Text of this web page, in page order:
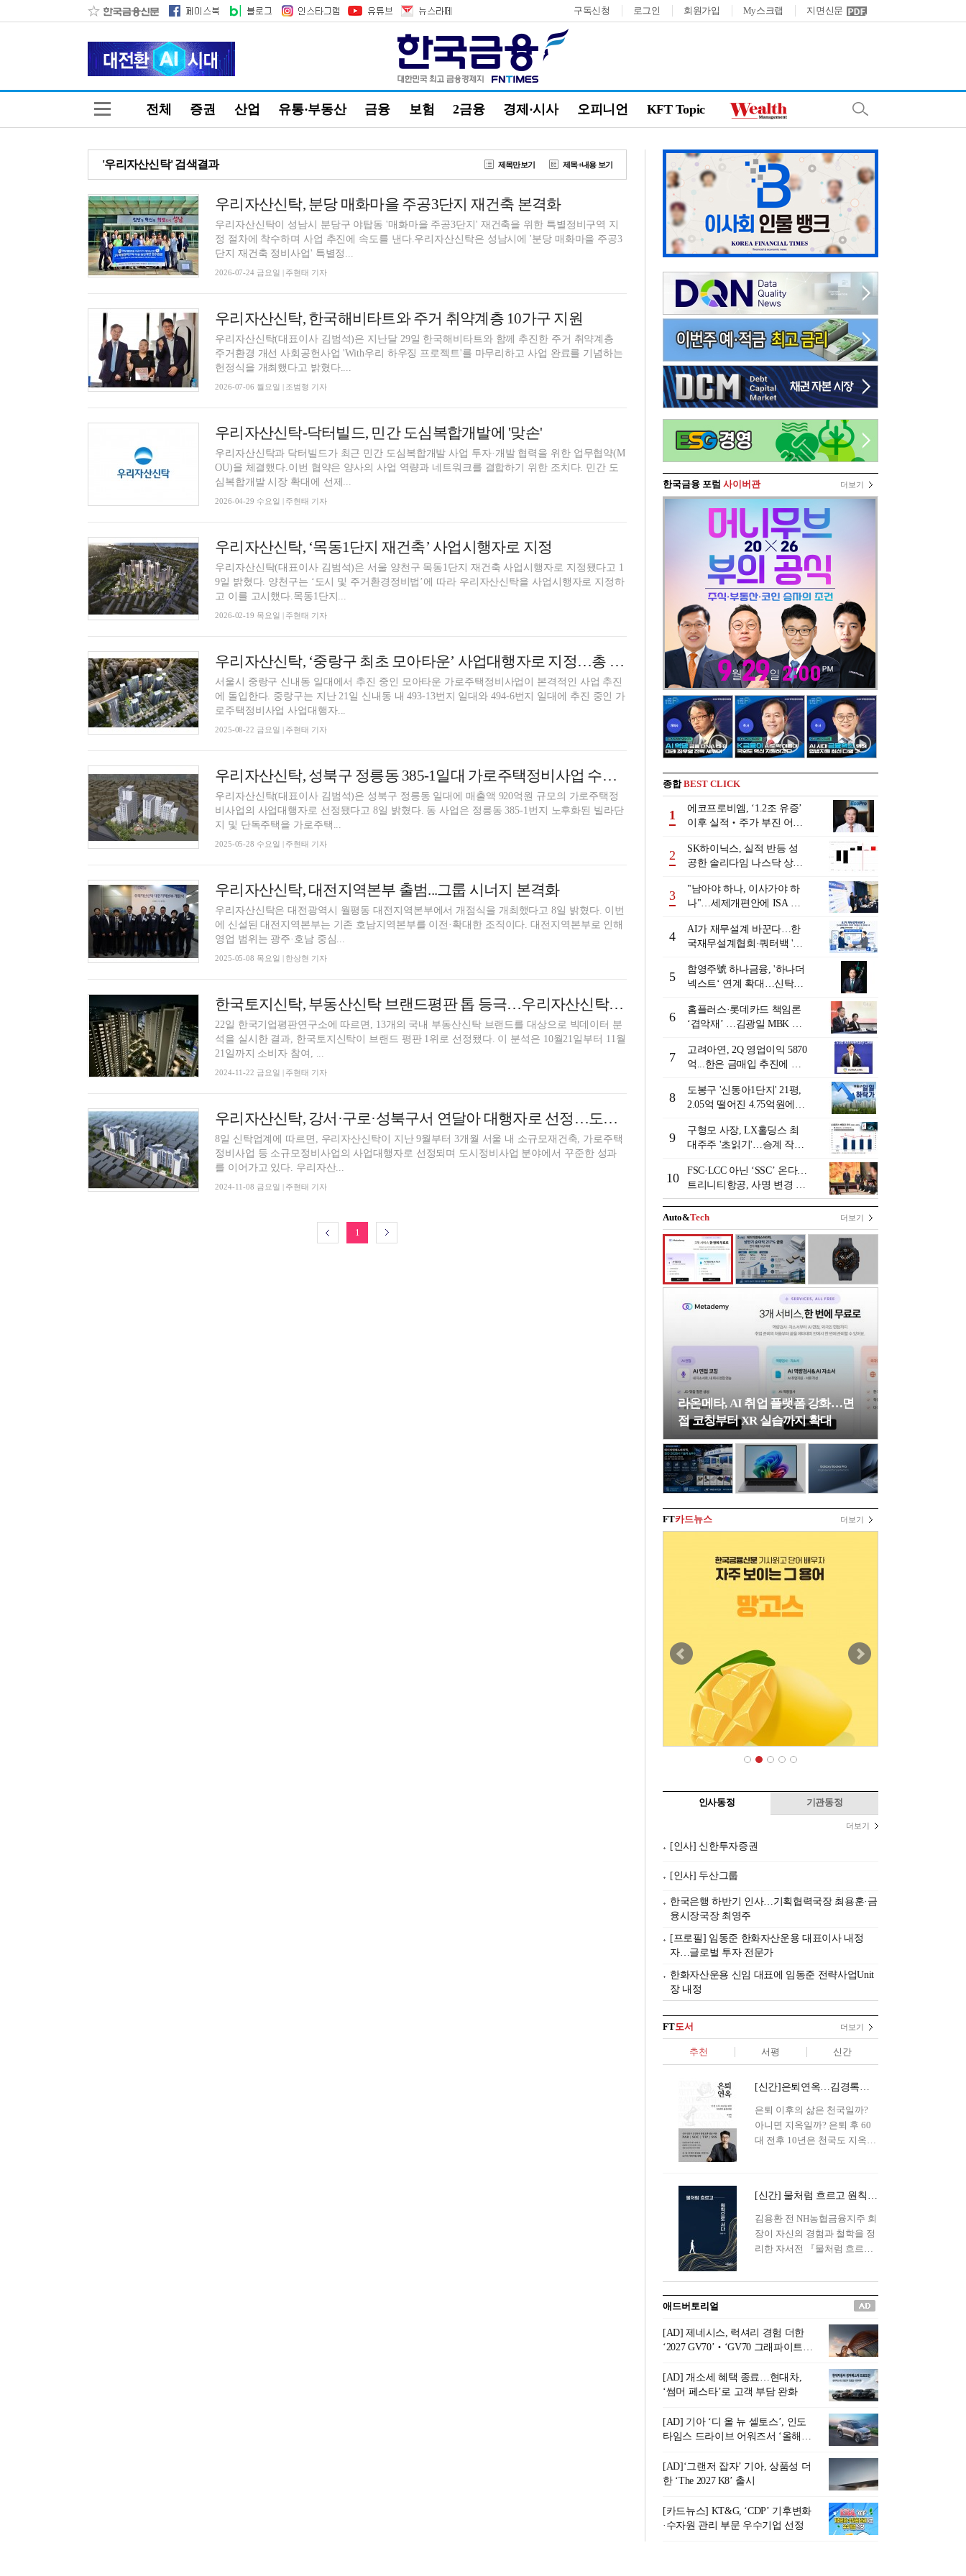
구독신청 로그인 회원가입 My스크랩 지면신문
전체 증권 산업 유통·부동산 금융 보험 2금융 경제·시사 오피니언 KFT Topic
'우리자산신탁' 검색결과 제목만보기 제목+내용 보기
우리자산신탁, 분당 매화마을 주공3단지 재건축 본격화
우리자산신탁이 성남시 분당구 야탑동 '매화마을 주공3단지' 재건축을 위한 특별정비구역 지
정 절차에 착수하며 사업 추진에 속도를 낸다.우리자산신탁은 성남시에 '분당 매화마을 주공3
단지 재건축 정비사업' 특별정...
2026-07-24 금요일 | 주현태 기자
우리자산신탁, 한국해비타트와 주거 취약계층 10가구 지원
우리자산신탁(대표이사 김범석)은 지난달 29일 한국해비타트와 함께 추진한 주거 취약계층
주거환경 개선 사회공헌사업 'With우리 하우징 프로젝트'를 마무리하고 사업 완료를 기념하는
헌정식을 개최했다고 밝혔다....
2026-07-06 월요일 | 조범형 기자
우리자산신탁-닥터빌드, 민간 도심복합개발에 '맞손'
우리자산신탁과 닥터빌드가 최근 민간 도심복합개발 사업 투자·개발 협력을 위한 업무협약(M
OU)을 체결했다.이번 협약은 양사의 사업 역량과 네트워크를 결합하기 위한 조치다. 민간 도
심복합개발 시장 확대에 선제...
2026-04-29 수요일 | 주현태 기자
우리자산신탁, ‘목동1단지 재건축’ 사업시행자로 지정
우리자산신탁(대표이사 김범석)은 서울 양천구 목동1단지 재건축 사업시행자로 지정됐다고 1
9일 밝혔다. 양천구는 ‘도시 및 주거환경정비법’에 따라 우리자산신탁을 사업시행자로 지정하
고 이를 고시했다.목동1단지...
2026-02-19 목요일 | 주현태 기자
우리자산신탁, ‘중랑구 최초 모아타운’ 사업대행자로 지정…총 850가구 공급
서울시 중랑구 신내동 일대에서 추진 중인 모아타운 가로주택정비사업이 본격적인 사업 추진
에 돌입한다. 중랑구는 지난 21일 신내동 내 493-13번지 일대와 494-6번지 일대에 추진 중인 가
로주택정비사업 사업대행자...
2025-08-22 금요일 | 주현태 기자
우리자산신탁, 성북구 정릉동 385-1일대 가로주택정비사업 수주…920억원 규모
우리자산신탁(대표이사 김범석)은 성북구 정릉동 일대에 매출액 920억원 규모의 가로주택정
비사업의 사업대행자로 선정됐다고 8일 밝혔다. 동 사업은 정릉동 385-1번지 노후화된 빌라단
지 및 단독주택을 가로주택...
2025-05-28 수요일 | 주현태 기자
우리자산신탁, 대전지역본부 출범...그룹 시너지 본격화
우리자산신탁은 대전광역시 월평동 대전지역본부에서 개점식을 개최했다고 8일 밝혔다. 이번
에 신설된 대전지역본부는 기존 호남지역본부를 이전·확대한 조직이다. 대전지역본부로 인해
영업 범위는 광주·호남 중심...
2025-05-08 목요일 | 한상현 기자
한국토지신탁, 부동산신탁 브랜드평판 톱 등극…우리자산신탁 2위
22일 한국기업평판연구소에 따르면, 13개의 국내 부동산신탁 브랜드를 대상으로 빅데이터 분
석을 실시한 결과, 한국토지신탁이 브랜드 평판 1위로 선정됐다. 이 분석은 10월21일부터 11월
21일까지 소비자 참여, ...
2024-11-22 금요일 | 주현태 기자
우리자산신탁, 강서·구로·성북구서 연달아 대행자로 선정…도시정비사업 1등 굳히기
8일 신탁업계에 따르면, 우리자산신탁이 지난 9월부터 3개월 서울 내 소규모재건축, 가로주택
정비사업 등 소규모정비사업의 사업대행자로 선정되며 도시정비사업 분야에서 꾸준한 성과
를 이어가고 있다. 우리자산...
2024-11-08 금요일 | 주현태 기자
1
한국금융 포럼 사이버관 더보기
종합BEST CLICK
1
에코프로비엠, ‘1.2조 유증’
이후 실적‧주가 부진 어쩌
2
SK하이닉스, 실적 반등 성
공한 솔리다임 나스닥 상장
3
"남아야 하나, 이사가야 하
나"…세제개편안에 ISA 투
4
AI가 재무설계 바꾼다…한
국재무설계협회·쿼터백 '베
5
함영주號 하나금융, '하나더
넥스트‘ 연계 확대…신탁수
니어 비즈니스 돋보기]
6
홈플러스·롯데카드 책임론
‘겹악재’ …김광일 MBK 부
7
고려아연, 2Q 영업이익 5870
억...한은 금매입 추진에 주
8
도봉구 '신동아1단지' 21평,
2.05억 떨어진 4.75억원에
9
구형모 사장, LX홀딩스 최
대주주 '초읽기'…승계 작업
10
FSC·LCC 아닌 ‘SSC’ 온다…
트리니티항공, 사명 변경 넘
어 사업모델 전환 선언
Auto&Tech 더보기
라온메타, AI 취업 플랫폼 강화…면
접 코칭부터 XR 실습까지 확대
FT카드뉴스 더보기
인사동정 기관동정
더보기
[인사] 신한투자증권
[인사] 두산그룹
한국은행 하반기 인사…기획협력국장 최용훈·금
융시장국장 최영주
[프로필] 임동준 한화자산운용 대표이사 내정
자…글로벌 투자 전문가
한화자산운용 신임 대표에 임동준 전략사업Unit
장 내정
FT도서 더보기
추천 서평 신간
[신간]은퇴연옥…김경록의 은퇴 후 삶의 나침반
은퇴 이후의 삶은 천국일까?
아니면 지옥일까? 은퇴 후 60
대 전후 10년은 천국도 지옥도
은퇴 설계를 가이드해 온 김경
록 옵투스자산운용의 고문이
신간 『은퇴연옥』을 내놓았
다.단테는 지옥을 '모든 희망을
록 고문은 새로운 시각을 제시
0년의 과도기는 지옥이 아니라
정화와 성장의 공간인 ‘은퇴연
옥(Purgatory)’이라는 것이다.
연옥은 고통스럽지만 끝이 있
으며, 준비를 통해 천국으로 나
아갈 수 있는 희망의 장소라고
말한
[신간] 물처럼 흐르고 원칙으로 서다…김용환의 통찰을 담다
김용환 전 NH농협금융지주 회
장이 자신의 경험과 철학을 정
리한 자서전 『물처럼 흐르고
통 관료 출신으로 한국 금융의
주요 변곡점마다 중요한 역할
을 하고 금융 경영인으로서 큰
족적을 남긴 김 전 회장이 후배
세대에게 전하는 삶의 조언을
담은 인생 노트다.『물처럼 흐
르고 원칙으로 서다』는 단순
한 자서전을 넘어, 실패를 두려
워하지 않는 용기와 자신에 대
한 믿음이 어떻게 삶을 풍요롭
게 만드는지를 보여주는 지혜
의 보고로 평가된다.김용환 전
회장은 “인생의 목표가 크더라
도 조급해하지 말고 작은 것부
터 하나 하나 성취해 나가
라”고 조언한다. 뼈아픈 실패
조차 성공의 뼈대가 된다는 긍
애드버토리얼
[AD] 제네시스, 럭셔리 경험 더한
‘2027 GV70’‧‘GV70 그래파이트’
[AD] 개소세 혜택 종료…현대차,
‘썸머 페스타’로 고객 부담 완화
[AD] 기아 ‘디 올 뉴 셀토스’, 인도
타임스 드라이브 어워즈서 ‘올해의
[AD]‘그랜저 잡자’ 기아, 상품성 더
한 ‘The 2027 K8’ 출시
[카드뉴스] KT&G, ‘CDP’ 기후변화
·수자원 관리 부문 우수기업 선정